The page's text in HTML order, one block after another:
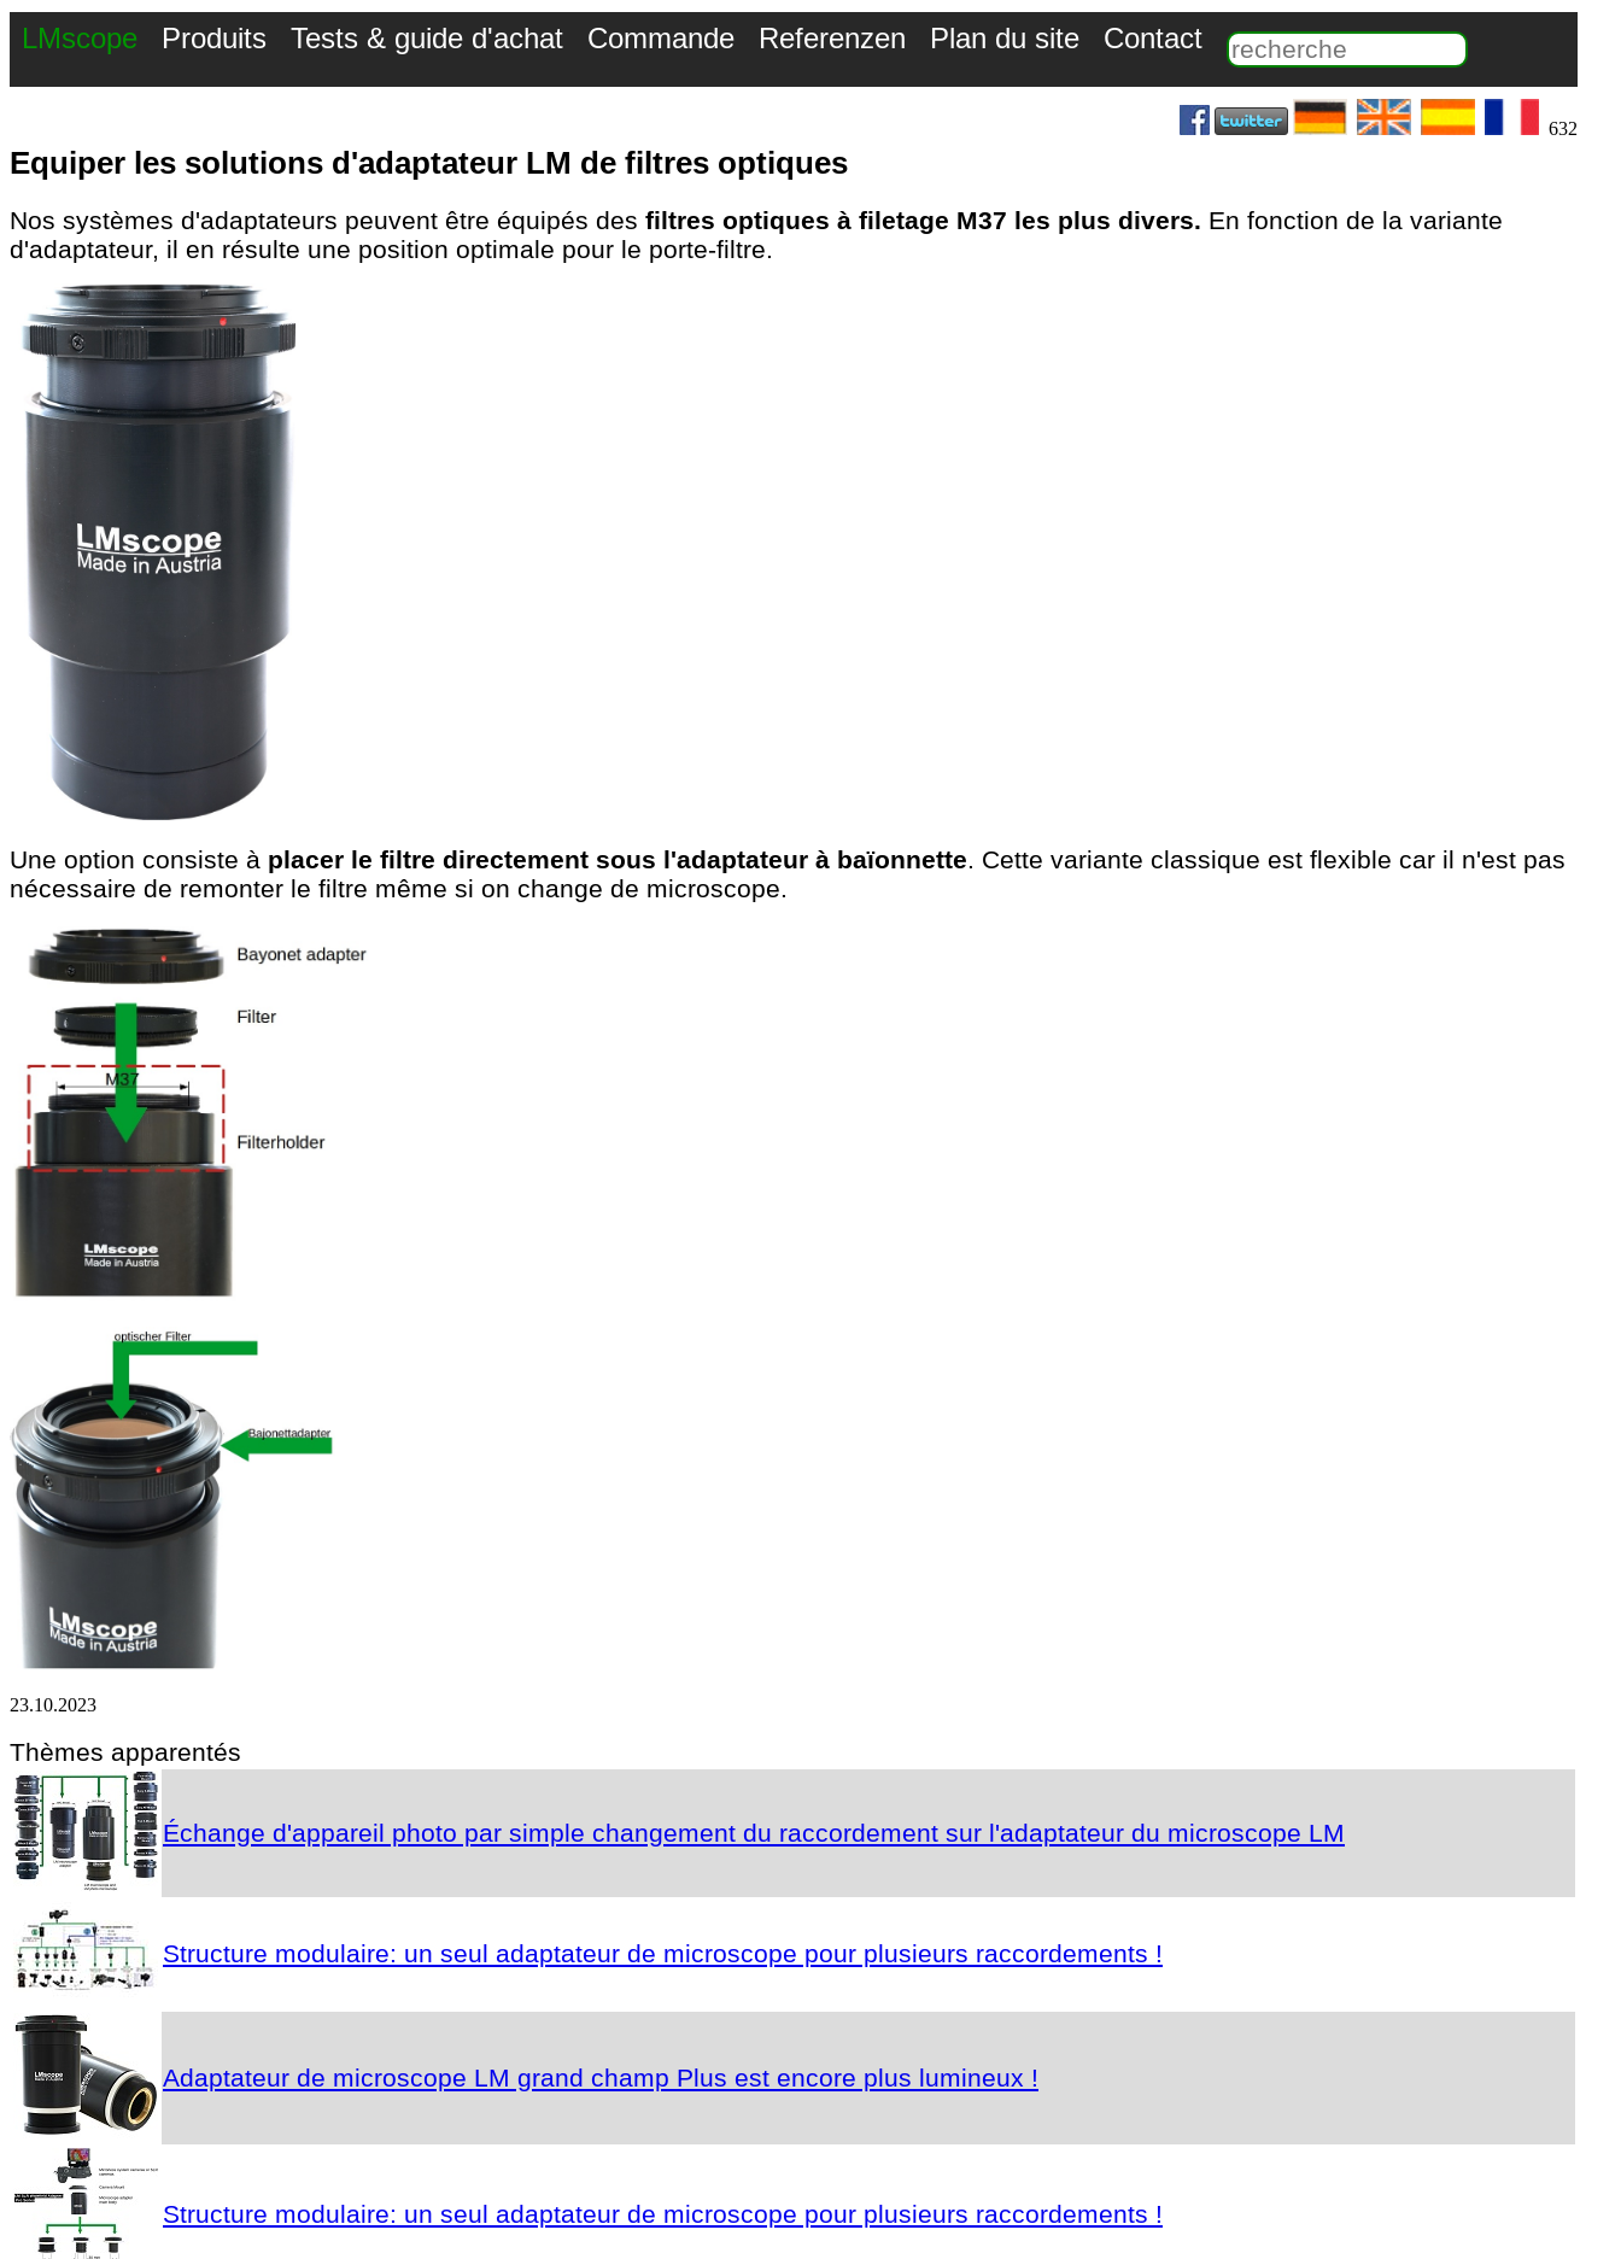
LMscope Produits Tests & guide d'achat Commande Referenzen Plan du site Contact
632
Equiper les solutions d'adaptateur LM de filtres optiques
Nos systèmes d'adaptateurs peuvent être équipés des filtres optiques à filetage M37 les plus divers. En fonction de la variante
d'adaptateur, il en résulte une position optimale pour le porte-filtre.
Une option consiste à placer le filtre directement sous l'adaptateur à baïonnette. Cette variante classique est flexible car il n'est pas
nécessaire de remonter le filtre même si on change de microscope.
23.10.2023
Thèmes apparentés
Échange d'appareil photo par simple changement du raccordement sur l'adaptateur du microscope LM
Structure modulaire: un seul adaptateur de microscope pour plusieurs raccordements !
Adaptateur de microscope LM grand champ Plus est encore plus lumineux !
Structure modulaire: un seul adaptateur de microscope pour plusieurs raccordements !